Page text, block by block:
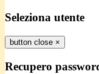
Seleziona utente
button close ×
Recupero